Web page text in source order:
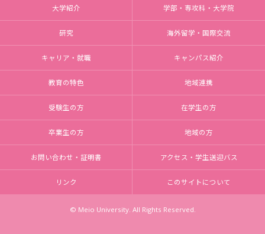
大学紹介 学部・専攻科・大学院
研究 海外留学・国際交流
キャリア・就職 キャンパス紹介
教育の特色 地域連携
受験生の方 在学生の方
卒業生の方 地域の方
お問い合わせ・証明書 アクセス・学生送迎バス
リンク このサイトについて
© Meio University. All Rights Reserved.